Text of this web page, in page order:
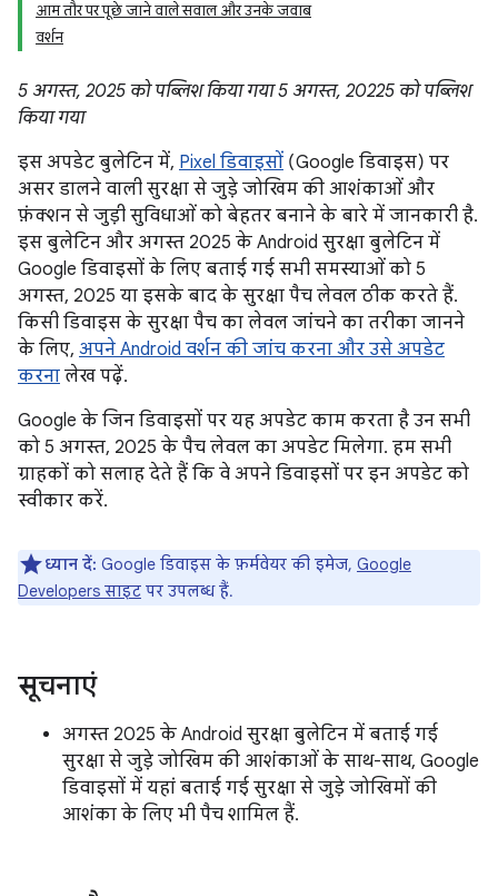
आम तौर पर पूछे जाने वाले सवाल और उनके जवाब
वर्शन
5 अगस्त, 2025 को पब्लिश किया गया5 अगस्त, 20225 को पब्लिश
किया गया
इस अपडेट बुलेटिन में, Pixel डिवाइसों (Google डिवाइस) पर
असर डालने वाली सुरक्षा से जुड़े जोखिम की आशंकाओं और
फ़ंक्शन से जुड़ी सुविधाओं को बेहतर बनाने के बारे में जानकारी है.
इस बुलेटिन और अगस्त 2025 के Android सुरक्षा बुलेटिन में
Google डिवाइसों के लिए बताई गई सभी समस्याओं को 5
अगस्त, 2025 या इसके बाद के सुरक्षा पैच लेवल ठीक करते हैं.
किसी डिवाइस के सुरक्षा पैच का लेवल जांचने का तरीका जानने
के लिए, अपने Android वर्शन की जांच करना और उसे अपडेट
करना लेख पढ़ें.
Google के जिन डिवाइसों पर यह अपडेट काम करता है उन सभी
को 5 अगस्त, 2025 के पैच लेवल का अपडेट मिलेगा. हम सभी
ग्राहकों को सलाह देते हैं कि वे अपने डिवाइसों पर इन अपडेट को
स्वीकार करें.
ध्यान दें: Google डिवाइस के फ़र्मवेयर की इमेज, Google
Developers साइट पर उपलब्ध हैं.
सूचनाएं
अगस्त 2025 के Android सुरक्षा बुलेटिन में बताई गई
सुरक्षा से जुड़े जोखिम की आशंकाओं के साथ-साथ, Google
डिवाइसों में यहां बताई गई सुरक्षा से जुड़े जोखिमों की
आशंका के लिए भी पैच शामिल हैं.